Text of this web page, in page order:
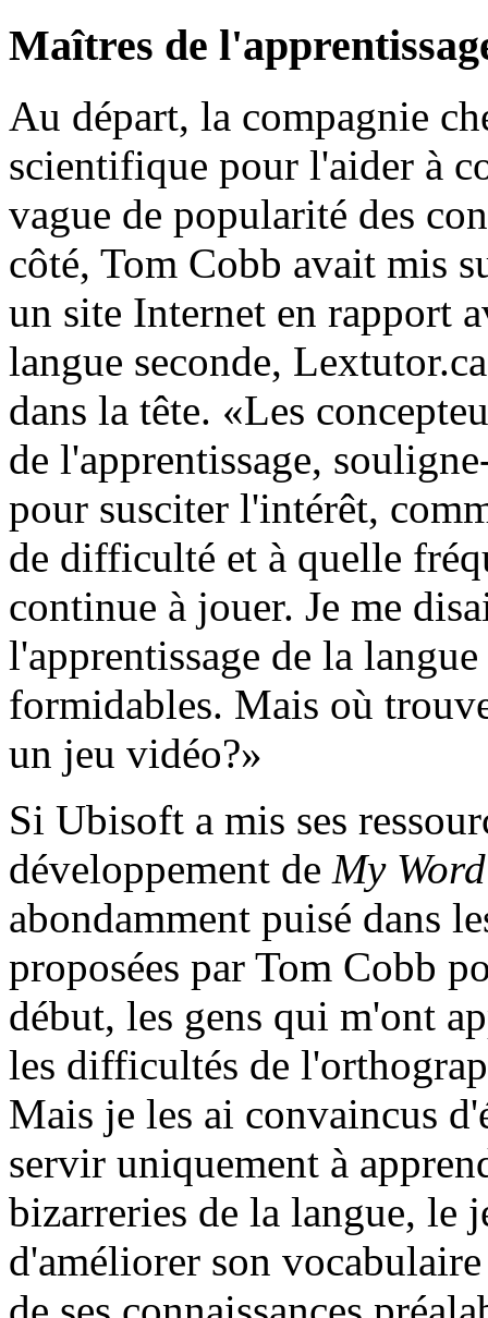
Maîtres de
Au départ, la compagnie
scientifique pour l'aider à
vague de popularité des
côté, Tom Cobb avait mis
un site Internet en rapport
langue seconde,
dans la tête. «Les
de l'apprentissage,
pour susciter l'intérêt,
de difficulté et à quelle
continue à jouer. Je me
l'apprentissage de la
formidables. Mais où
un jeu vidéo?»
Si Ubisoft a mis ses
développement de My
abondamment puisé dans
proposées par Tom Cobb
début, les gens qui m'ont
les difficultés de
Mais je les ai convaincus
servir uniquement à
bizarreries de la langue, le
d'améliorer son